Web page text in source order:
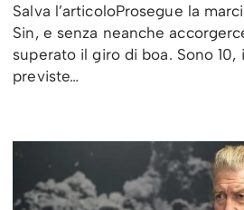
Salva l’articoloProsegue la
Sin, e senza neanche
superato il giro di boa. Sono
previste…